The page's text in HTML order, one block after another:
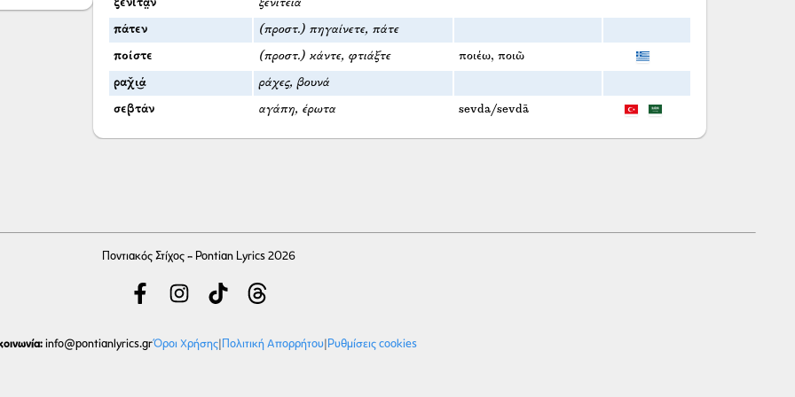
ξενιτά̤ν ξενιτειά
πάτεν (προστ.) πηγαίνετε, πάτε
ποίστε (προστ.) κάντε, φτιάξτε ποιέω, ποιῶ
ραχ̌ι͜ά ράχες, βουνά
σεβτάν αγάπη, έρωτα sevda/sevdā
Ποντιακός Στίχος - Pontian Lyrics 2026
info@pontianlyrics.grΌροι Χρήσης| Πολιτική Απορρήτου| Ρυθμίσεις cookies